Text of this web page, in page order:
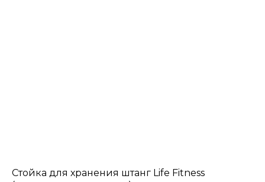
Стойка для хранения штанг Life Fitness